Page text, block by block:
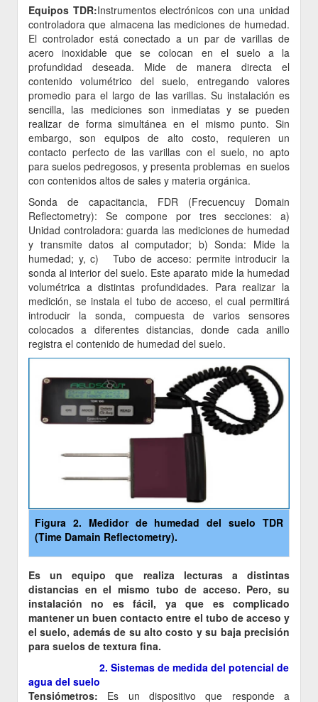
Equipos TDR:Instrumentos electrónicos con una unidad
controladora que almacena las mediciones de humedad.
El controlador está conectado a un par de varillas de
acero inoxidable que se colocan en el suelo a la
profundidad deseada. Mide de manera directa el
contenido volumétrico del suelo, entregando valores
promedio para el largo de las varillas. Su instalación es
sencilla, las mediciones son inmediatas y se pueden
realizar de forma simultánea en el mismo punto. Sin
embargo, son equipos de alto costo, requieren un
contacto perfecto de las varillas con el suelo, no apto
para suelos pedregosos, y presenta problemas en suelos
con contenidos altos de sales y materia orgánica.
Sonda de capacitancia, FDR (Frecuencuy Domain
Reflectometry): Se compone por tres secciones: a)
Unidad controladora: guarda las mediciones de humedad
y transmite datos al computador; b) Sonda: Mide la
humedad; y, c) Tubo de acceso: permite introducir la
sonda al interior del suelo. Este aparato mide la humedad
volumétrica a distintas profundidades. Para realizar la
medición, se instala el tubo de acceso, el cual permitirá
introducir la sonda, compuesta de varios sensores
colocados a diferentes distancias, donde cada anillo
registra el contenido de humedad del suelo.
Figura 2. Medidor de humedad del suelo TDR
(Time Damain Reflectometry).
Es un equipo que realiza lecturas a distintas
distancias en el mismo tubo de acceso. Pero, su
instalación no es fácil, ya que es complicado
mantener un buen contacto entre el tubo de acceso y
el suelo, además de su alto costo y su baja precisión
para suelos de textura fina.
2. Sistemas de medida del potencial de
agua del suelo
Tensiómetros: Es un dispositivo que responde a